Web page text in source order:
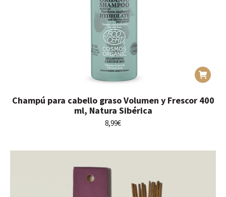
Champú para cabello graso Volumen y Frescor 400
ml, Natura Sibérica
8,99€